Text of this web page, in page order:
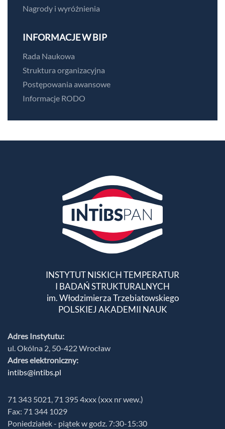
Nagrody i wyróżnienia
INFORMACJE W BIP
Rada Naukowa
Struktura organizacyjna
Postępowania awansowe
Informacje RODO
INSTYTUT NISKICH TEMPERATUR
I BADAŃ STRUKTURALNYCH
im. Włodzimierza Trzebiatowskiego
POLSKIEJ AKADEMII NAUK
Adres Instytutu:
ul. Okólna 2, 50-422 Wrocław
Adres elektroniczny:
intibs@intibs.pl
71 343 5021, 71 395 4xxx (xxx nr wew.)
Fax: 71 344 1029
Poniedziałek - piątek w godz. 7:30-15:30